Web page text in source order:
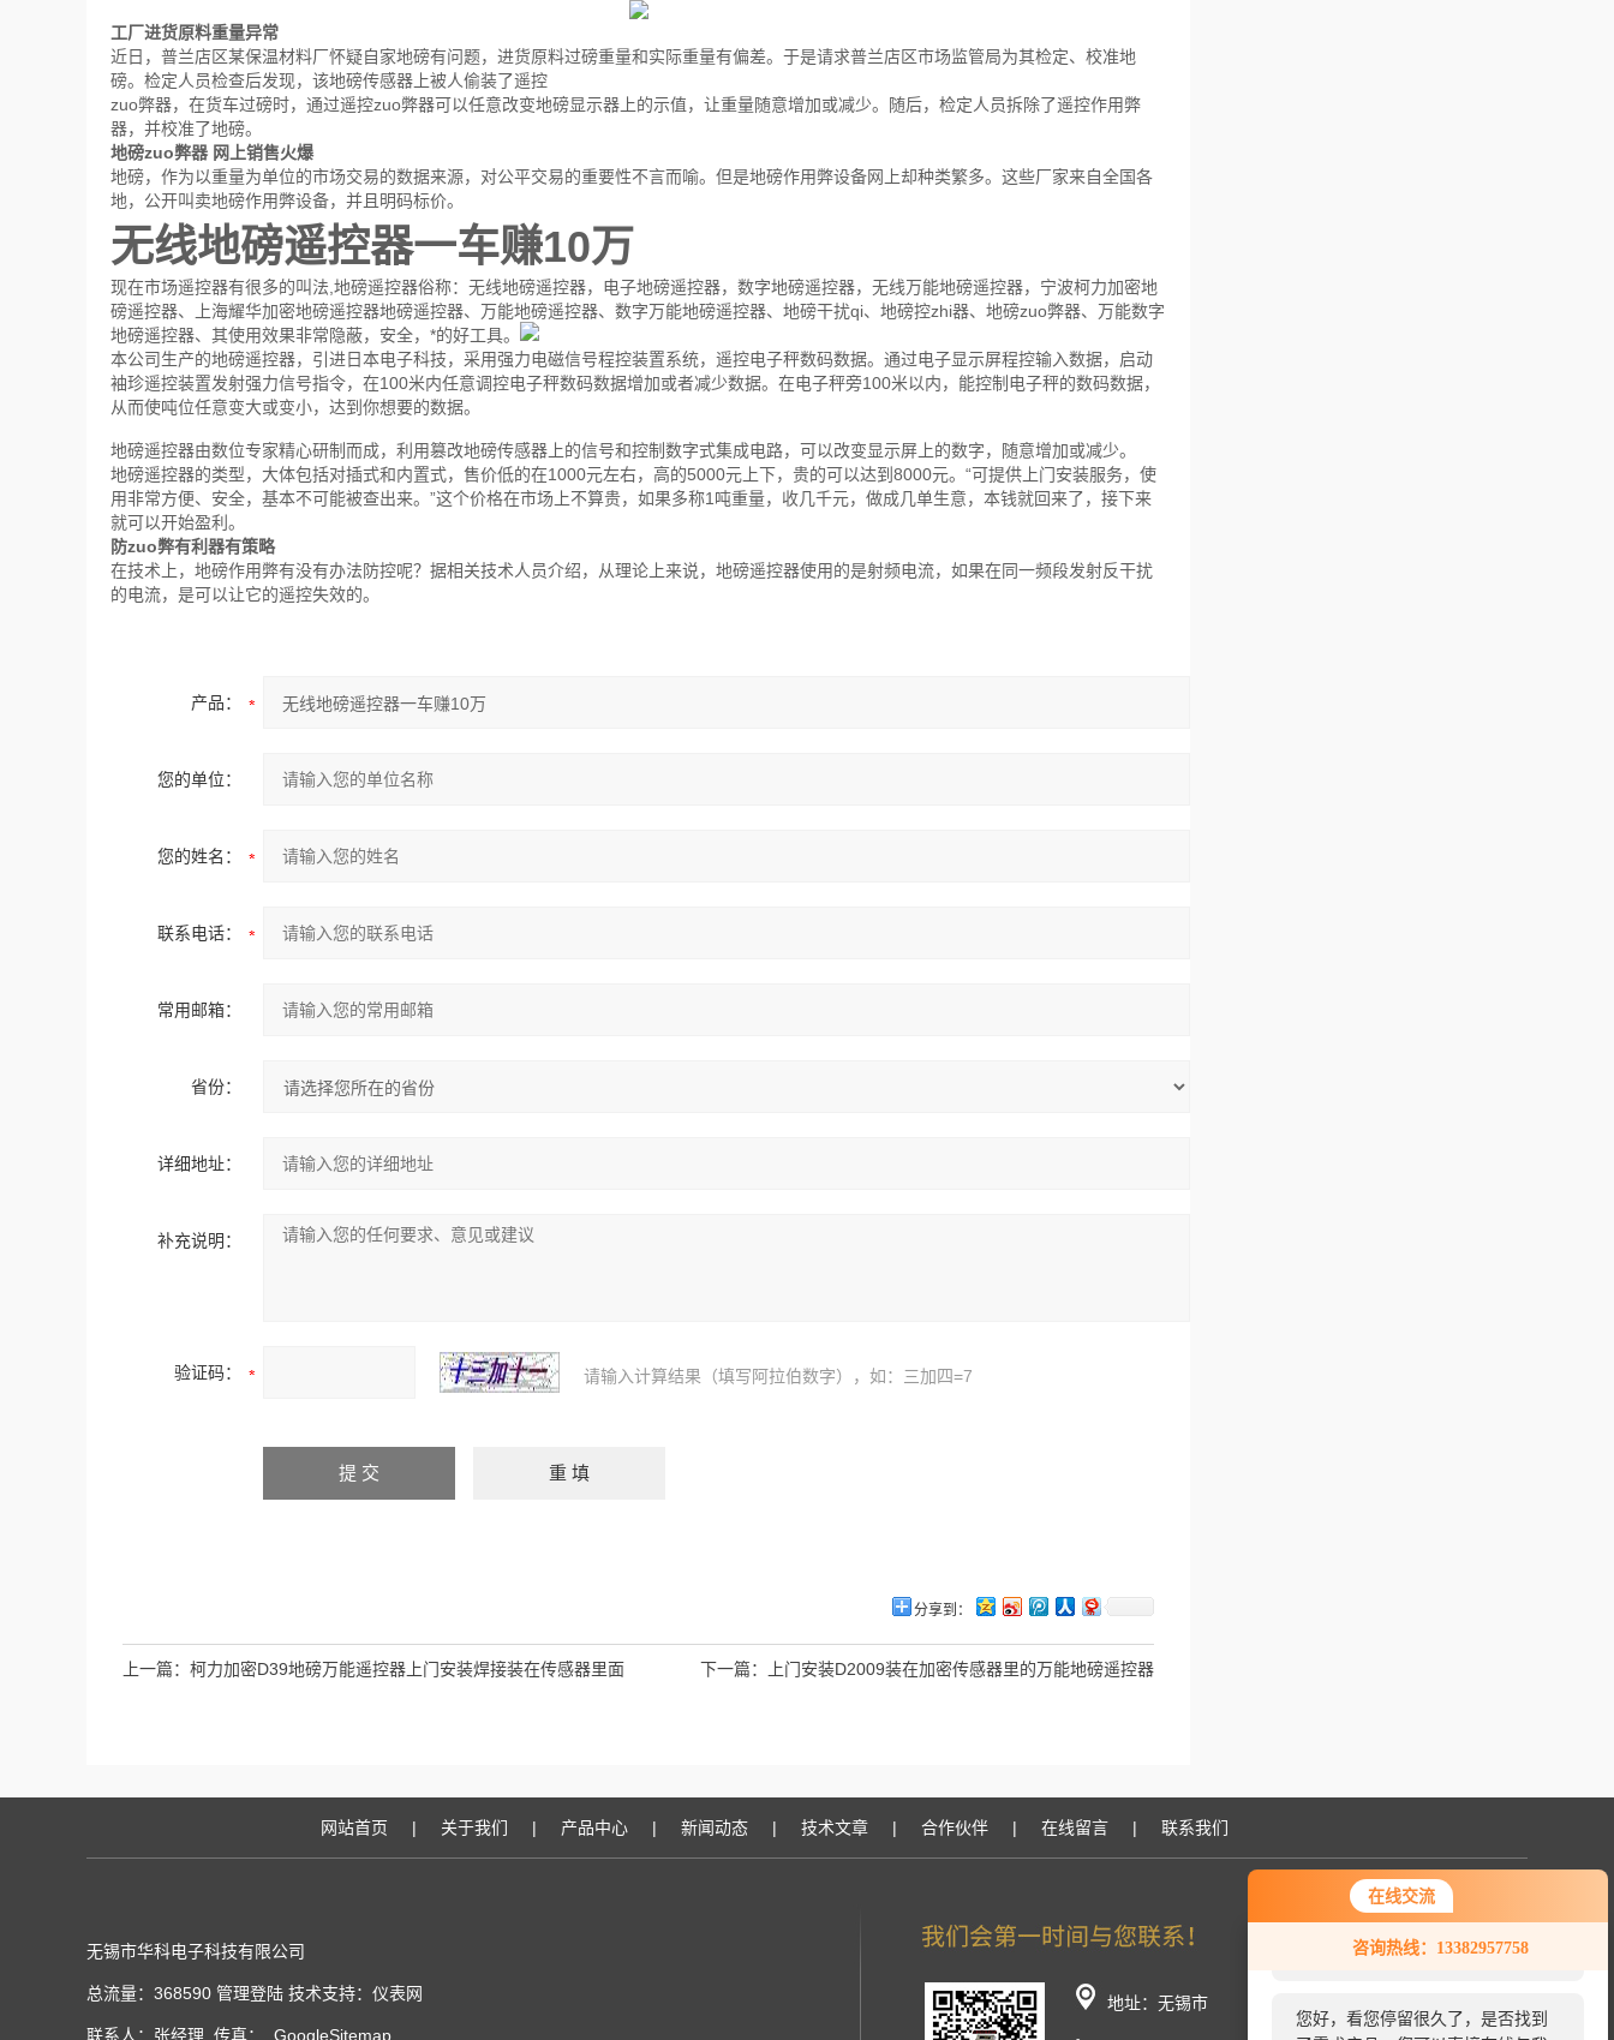
在线交流
咨询热线：13382957758
服务，请问您要咨询什么问题呢？
您好，看您停留很久了，是否找到
工厂进货原料重量异常
近日，普兰店区某保温材料厂怀疑自家地磅有问题，进货原料过磅重量和实际重量有偏差。于是请求普兰店区市场监管局为其检定、校准地
磅。检定人员检查后发现，该地磅传感器上被人偷装了遥控
zuo弊器，在货车过磅时，通过遥控zuo弊器可以任意改变地磅显示器上的示值，让重量随意增加或减少。随后，检定人员拆除了遥控作用弊
器，并校准了地磅。
地磅zuo弊器 网上销售火爆
地磅，作为以重量为单位的市场交易的数据来源，对公平交易的重要性不言而喻。但是地磅作用弊设备网上却种类繁多。这些厂家来自全国各
地，公开叫卖地磅作用弊设备，并且明码标价。
无线地磅遥控器一车赚10万
现在市场遥控器有很多的叫法,地磅遥控器俗称：无线地磅遥控器，电子地磅遥控器，数字地磅遥控器，无线万能地磅遥控器，宁波柯力加密地
磅遥控器、上海耀华加密地磅遥控器地磅遥控器、万能地磅遥控器、数字万能地磅遥控器、地磅干扰qi、地磅控zhi器、地磅zuo弊器、万能数字
地磅遥控器、其使用效果非常隐蔽，安全，*的好工具。
本公司生产的地磅遥控器，引进日本电子科技，采用强力电磁信号程控装置系统，遥控电子秤数码数据。通过电子显示屏程控输入数据，启动
袖珍遥控装置发射强力信号指令，在100米内任意调控电子秤数码数据增加或者减少数据。在电子秤旁100米以内，能控制电子秤的数码数据，
从而使吨位任意变大或变小，达到你想要的数据。
地磅遥控器由数位专家精心研制而成，利用篡改地磅传感器上的信号和控制数字式集成电路，可以改变显示屏上的数字，随意增加或减少。
地磅遥控器的类型，大体包括对插式和内置式，售价低的在1000元左右，高的5000元上下，贵的可以达到8000元。“可提供上门安装服务，使
用非常方便、安全，基本不可能被查出来。”这个价格在市场上不算贵，如果多称1吨重量，收几千元，做成几单生意，本钱就回来了，接下来
就可以开始盈利。
防zuo弊有利器有策略
在技术上，地磅作用弊有没有办法防控呢？据相关技术人员介绍，从理论上来说，地磅遥控器使用的是射频电流，如果在同一频段发射反干扰
的电流，是可以让它的遥控失效的。
产品：
您的单位：
您的姓名：
联系电话：
常用邮箱：
省份：
详细地址：
补充说明：
验证码： 请输入计算结果（填写阿拉伯数字），如：三加四=7
分享到：
上一篇： 柯力加密D39地磅万能遥控器上门安装焊接装在传感器里面 下一篇： 上门安装D2009装在加密传感器里的万能地磅遥控器
网站首页 | 关于我们 | 产品中心 | 新闻动态 | 技术文章 | 合作伙伴 | 在线留言 | 联系我们
无锡市华科电子科技有限公司
总流量：368590 管理登陆 技术支持： 仪表网
联系人：张经理 传真： GoogleSitemap
地址：无锡市